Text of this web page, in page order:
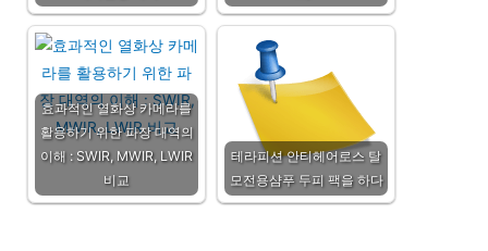
효과적인 열화상 카메라를
활용하기 위한 파장 대역의
이해 : SWIR, MWIR, LWIR
비교
테라피션 안티헤어로스 탈
모전용샴푸 두피 팩을 하다